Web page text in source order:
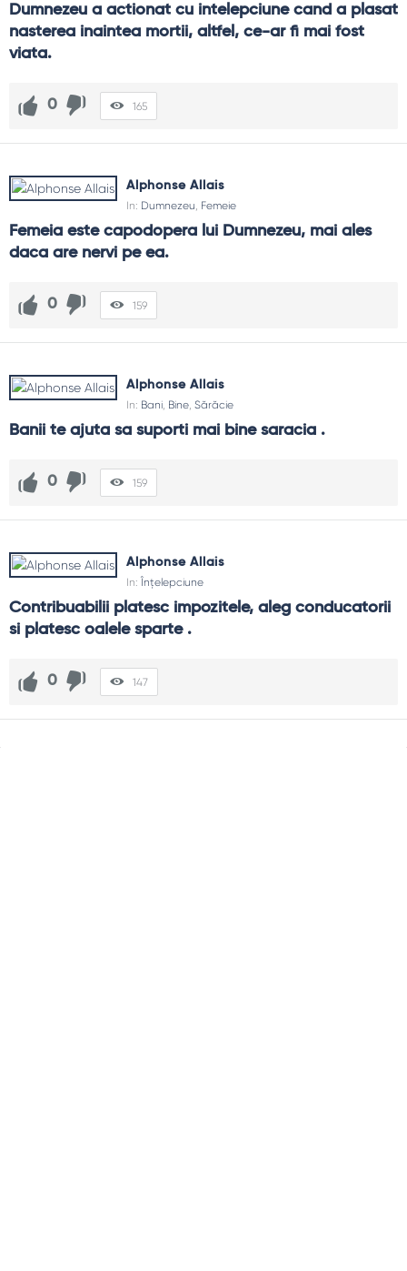
Dumnezeu a actionat cu intelepciune cand a plasat
nasterea inaintea mortii, altfel, ce-ar fi mai fost
viata.
0 165
Alphonse Allais
In: Dumnezeu Femeie
Femeia este capodopera lui Dumnezeu, mai ales
daca are nervi pe ea.
0 159
Alphonse Allais
In: Bani Bine Sărăcie
Banii te ajuta sa suporti mai bine saracia .
0 159
Alphonse Allais
In: Înțelepciune
Contribuabilii platesc impozitele, aleg conducatorii
si platesc oalele sparte .
0 147